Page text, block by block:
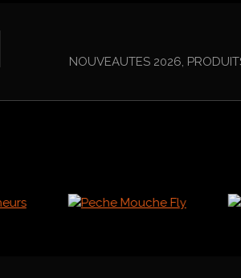
NOUVEAUTES 2026,